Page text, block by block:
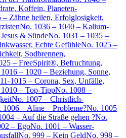
Koffein, Planeten-
– Zähne heilen, Erfolglosigkeit,
No. 1036 – 1040 – Kalium-
& SündeNo. 1031 – 1035 –
Echte GefühleNo. 1025 –
Sodbrennen,
– FreeSpirit®, Befruchtung,
– 1020 – Beziehung, Sonne,
1015 – Corona, Sex, Unfälle,
– Top-TippNo. 1008 –
No. 1007 – Christlich-
1006 – Aline – Probleme?No. 1005
– Auf die Straße gehen ?No.
– EgoNo. 1001 – Wasser-
No. 999 – Kein GeldNo. 998 –